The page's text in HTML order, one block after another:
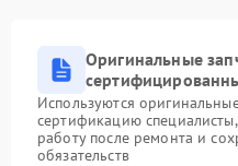
Оригинальные
Используются
сертификацию
работу после ремонта и
обязательств